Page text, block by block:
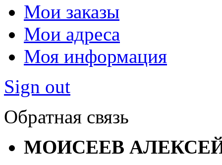
Мои заказы
Мои адреса
Моя информация
Sign out
Обратная связь
МОИСЕЕВ